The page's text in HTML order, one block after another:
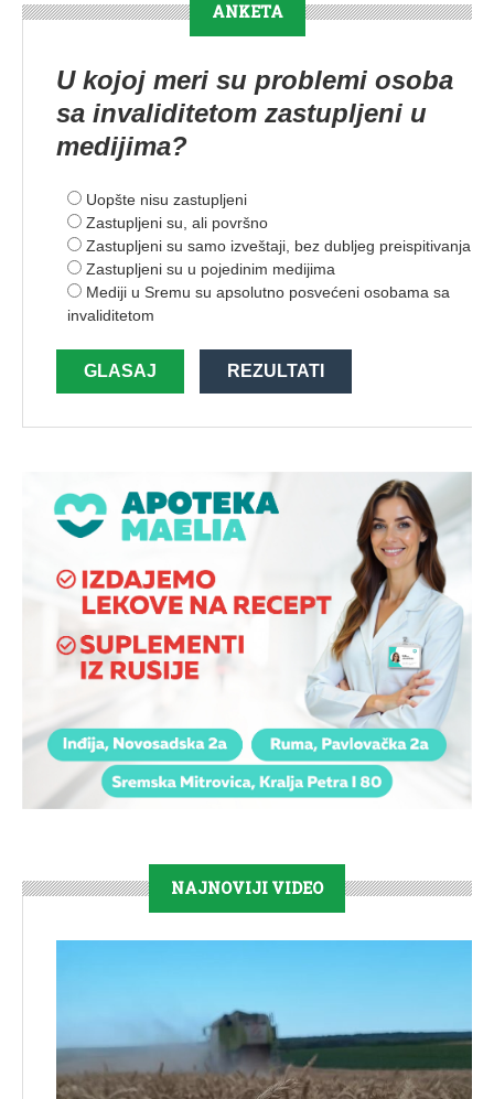
ANKETA
U kojoj meri su problemi osoba
sa invaliditetom zastupljeni u
medijima?
Uopšte nisu zastupljeni
Zastupljeni su, ali površno
Zastupljeni su samo izveštaji, bez dubljeg preispitivanja
Zastupljeni su u pojedinim medijima
Mediji u Sremu su apsolutno posvećeni osobama sa
invaliditetom
GLASAJ REZULTATI
NAJNOVIJI VIDEO